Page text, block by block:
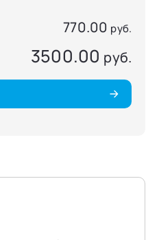
770.00 руб.
3500.00 руб.